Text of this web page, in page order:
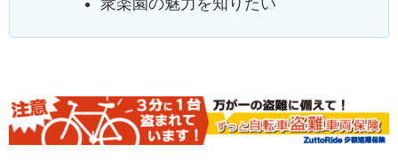
衆楽園の魅力を知りたい